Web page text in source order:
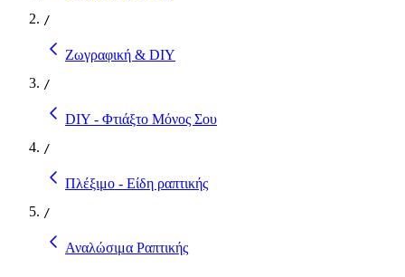
/
Ζωγραφική & DIY
/
DIY - Φτιάξτο Μόνος Σου
/
Πλέξιμο - Είδη ραπτικής
/
Αναλώσιμα Ραπτικής